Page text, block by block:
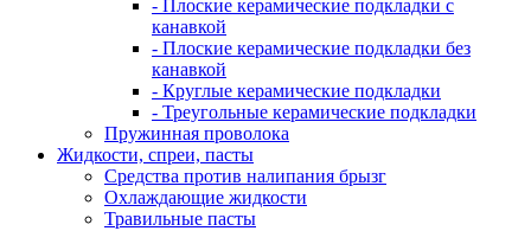
- Плоские керамические подкладки с
канавкой
- Плоские керамические подкладки без
канавкой
- Круглые керамические подкладки
- Треугольные керамические подкладки
Пружинная проволока
Жидкости, спреи, пасты
Средства против налипания брызг
Охлаждающие жидкости
Травильные пасты